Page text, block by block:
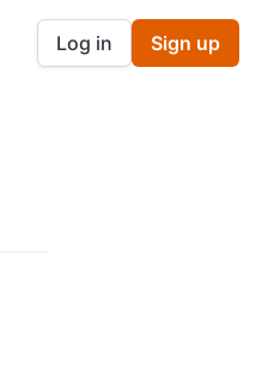
Log in Sign up